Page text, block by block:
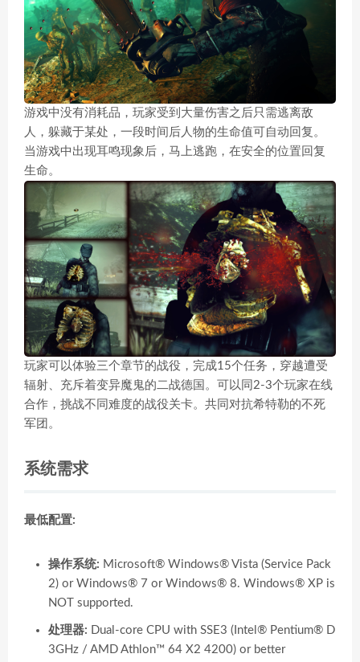
游戏中没有消耗品，玩家受到大量伤害之后只需逃离敌
人，躲藏于某处，一段时间后人物的生命值可自动回复。
当游戏中出现耳鸣现象后，马上逃跑，在安全的位置回复
生命。
玩家可以体验三个章节的战役，完成15个任务，穿越遭受
辐射、充斥着变异魔鬼的二战德国。可以同2-3个玩家在线
合作，挑战不同难度的战役关卡。共同对抗希特勒的不死
军团。
系统需求
最低配置:
操作系统: Microsoft® Windows® Vista (Service Pack
2) or Windows® 7 or Windows® 8. Windows® XP is
NOT supported.
处理器: Dual-core CPU with SSE3 (Intel® Pentium® D
3GHz / AMD Athlon™ 64 X2 4200) or better